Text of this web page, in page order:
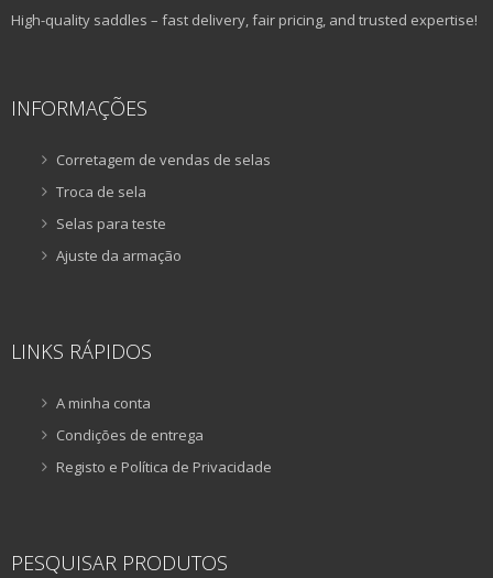
High-quality saddles – fast delivery, fair pricing, and trusted expertise!
INFORMAÇÕES
Corretagem de vendas de selas
Troca de sela
Selas para teste
Ajuste da armação
LINKS RÁPIDOS
A minha conta
Condições de entrega
Registo e Política de Privacidade
PESQUISAR PRODUTOS